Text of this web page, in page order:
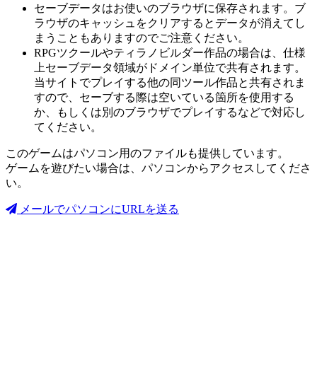
セーブデータはお使いのブラウザに保存されます。ブ
ラウザのキャッシュをクリアするとデータが消えてし
まうこともありますのでご注意ください。
RPGツクールやティラノビルダー作品の場合は、仕様
上セーブデータ領域がドメイン単位で共有されます。
当サイトでプレイする他の同ツール作品と共有されま
すので、セーブする際は空いている箇所を使用する
か、もしくは別のブラウザでプレイするなどで対応し
てください。
このゲームはパソコン用のファイルも提供しています。
ゲームを遊びたい場合は、パソコンからアクセスしてくださ
い。
メールでパソコンにURLを送る